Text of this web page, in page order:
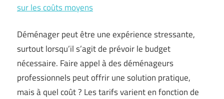
sur les coûts moyens
Déménager peut être une expérience stressante,
surtout lorsqu’il s’agit de prévoir le budget
nécessaire. Faire appel à des déménageurs
professionnels peut offrir une solution pratique,
mais à quel coût ? Les tarifs varient en fonction de